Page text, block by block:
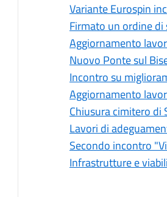
Variante Eurospin
Firmato un ordine
Aggiornamento
Nuovo Ponte sul
Incontro su
Aggiornamento
Chiusura cimitero di
Lavori di
Secondo incontro
Infrastrutture e